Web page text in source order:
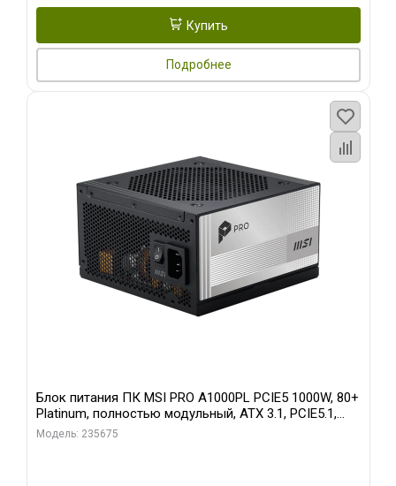
Купить
Подробнее
Блок питания ПК MSI PRO A1000PL PCIE5 1000W, 80+
Platinum, полностью модульный, ATX 3.1, PCIE5.1,
RTL
Модель: 235675